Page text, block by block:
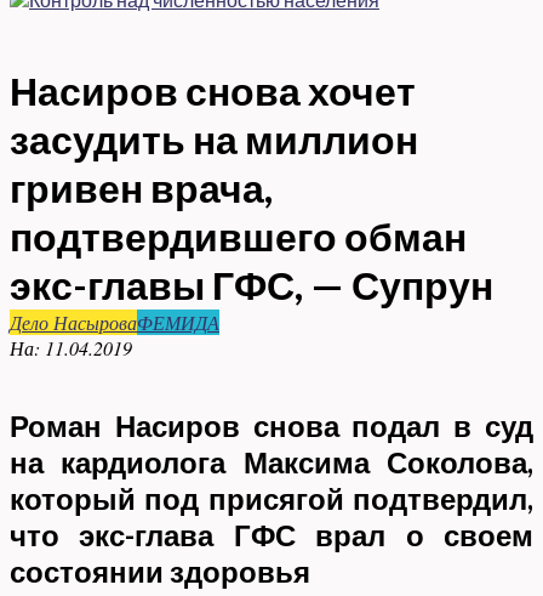
Насиров снова хочет
засудить на миллион
гривен врача,
подтвердившего обман
экс-главы ГФС, — Супрун
Дело НасыроваФЕМИДА
На: 11.04.2019
Роман Насиров снова подал в суд
на кардиолога Максима Соколова,
который под присягой подтвердил,
что экс-глава ГФС врал о своем
состоянии здоровья